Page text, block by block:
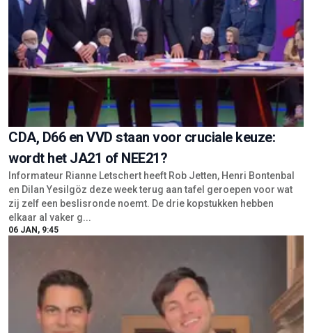
CDA, D66 en VVD staan voor cruciale keuze:
wordt het JA21 of NEE21?
Informateur Rianne Letschert heeft Rob Jetten, Henri Bontenbal
en Dilan Yesilgöz deze week terug aan tafel geroepen voor wat
zij zelf een beslisronde noemt. De drie kopstukken hebben
elkaar al vaker g...
06 JAN, 9:45